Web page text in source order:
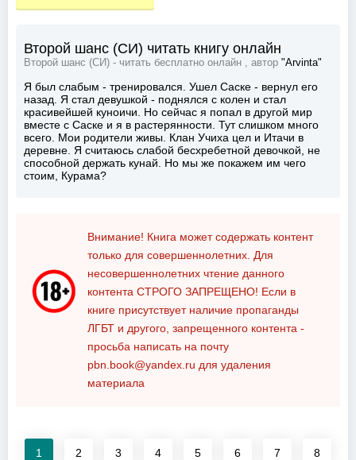
Второй шанс (СИ) читать книгу онлайн
Второй шанс (СИ) - читать бесплатно онлайн , автор "Arvinta"
Я был слабым - тренировался. Ушел Саске - вернул его
назад. Я стал девушкой - поднялся с колен и стал
красивейшей куноичи. Но сейчас я попал в другой мир
вместе с Саске и я в растерянности. Тут слишком много
всего. Мои родители живы. Клан Учиха цел и Итачи в
деревне. Я считаюсь слабой бесхребетной девочкой, не
способной держать кунай. Но мы же покажем им чего
стоим, Курама?
Внимание! Книга может содержать контент
только для совершеннолетних. Для
несовершеннолетних чтение данного
контента СТРОГО ЗАПРЕЩЕНО! Если в
книге присутствует наличие пропаганды
ЛГБТ и другого, запрещенного контента -
просьба написать на почту
pbn.book@yandex.ru для удаления
материала
1 2 3 4 5 6 7 8